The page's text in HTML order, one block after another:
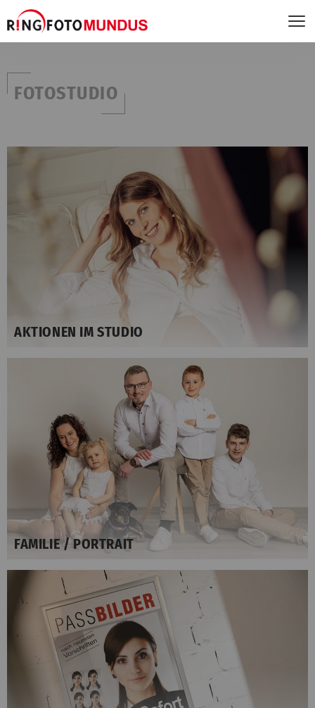
FOTOSTUDIO
AKTIONEN IM STUDIO
FAMILIE / PORTRAIT